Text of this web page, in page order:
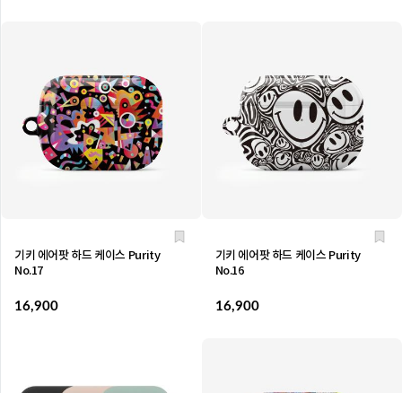
기키 에어팟 하드 케이스 Purity
No.17
16,900
기키 에어팟 하드 케이스 Purity
No.16
16,900